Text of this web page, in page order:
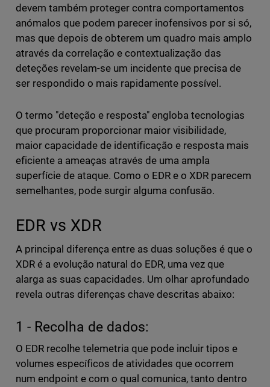
devem também proteger contra comportamentos
anómalos que podem parecer inofensivos por si só,
mas que depois de obterem um quadro mais amplo
através da correlação e contextualização das
deteções revelam-se um incidente que precisa de
ser respondido o mais rapidamente possível.
O termo "deteção e resposta" engloba tecnologias
que procuram proporcionar maior visibilidade,
maior capacidade de identificação e resposta mais
eficiente a ameaças através de uma ampla
superfície de ataque. Como o EDR e o XDR parecem
semelhantes, pode surgir alguma confusão.
EDR vs XDR
A principal diferença entre as duas soluções é que o
XDR é a evolução natural do EDR, uma vez que
alarga as suas capacidades. Um olhar aprofundado
revela outras diferenças chave descritas abaixo:
1 - Recolha de dados:
O EDR recolhe telemetria que pode incluir tipos e
volumes específicos de atividades que ocorrem
num endpoint e com o qual comunica, tanto dentro